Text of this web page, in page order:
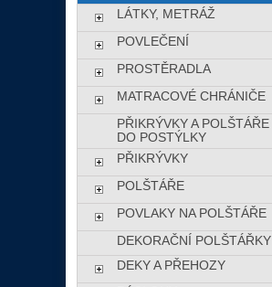
LÁTKY, METRÁŽ
POVLEČENÍ
PROSTĚRADLA
MATRACOVÉ CHRÁNIČE
PŘIKRÝVKY A POLŠTÁŘE
DO POSTÝLKY
PŘIKRÝVKY
POLŠTÁŘE
POVLAKY NA POLŠTÁŘE
DEKORAČNÍ POLŠTÁŘKY
DEKY A PŘEHOZY